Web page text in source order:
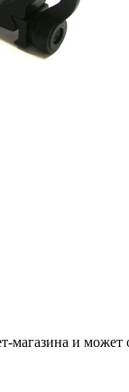
магазина и